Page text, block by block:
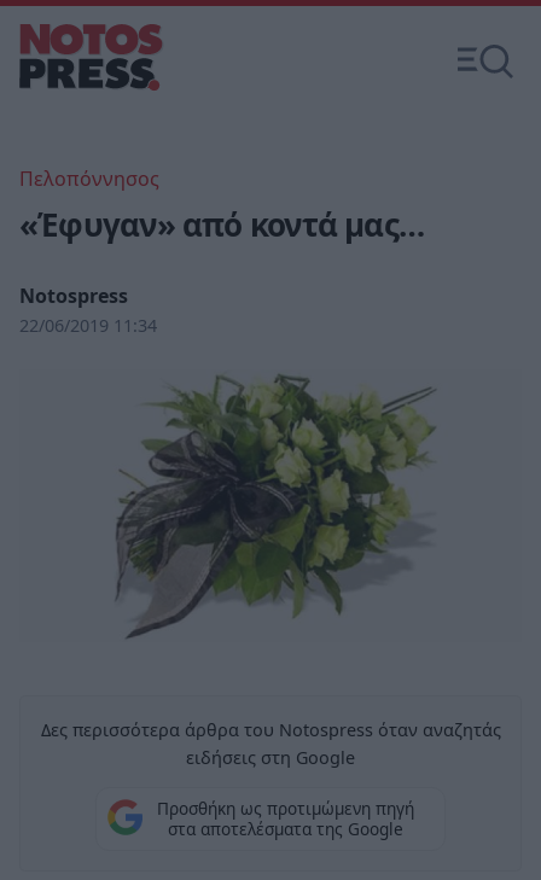
Πελοπόννησος
«Έφυγαν» από κοντά μας…
Notospress
22/06/2019 11:34
Δες περισσότερα άρθρα του Notospress όταν αναζητάς
ειδήσεις στη Google
Προσθήκη ως προτιμώμενη πηγή
στα αποτελέσματα της Google